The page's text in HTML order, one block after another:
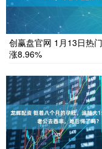
创赢盘官网 1月13日热
涨8.96%